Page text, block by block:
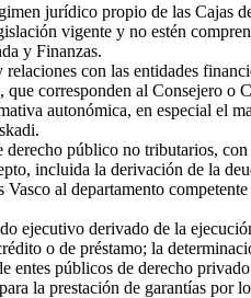
jurídico propio de las Cajas
vigente y no estén
y Finanzas.
con las entidades
corresponden al Consejero o
autonómica, en especial el
público no tributarios,
incluida la derivación de la
al departamento
ejecutivo derivado de la
o de préstamo; la
entes públicos de derecho
la prestación de garantías